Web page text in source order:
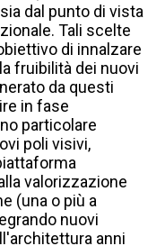
dal punto di vista
Tali scelte
di innalzare
fruibilità dei nuovi
da questi
in fase
particolare
poli visivi,
valorizzazione
(una o più a
nuovi
anni